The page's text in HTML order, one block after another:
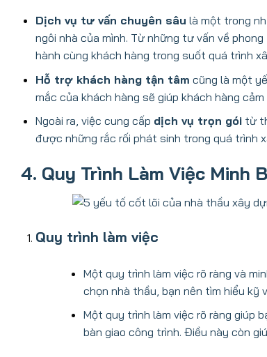
Dịch vụ tư vấn chuyên sâu là một trong
ngôi nhà của mình. Từ những tư vấn về
hành cùng khách hàng trong suốt quá trình
Hỗ trợ khách hàng tận tâm cũng là một
mắc của khách hàng sẽ giúp khách hàng
Ngoài ra, việc cung cấp dịch vụ trọn góitừ
được những rắc rối phát sinh trong quá trình
4. Quy Trình Làm Việc Minh
Quy trình làm việc
Một quy trình làm việc rõ ràng và
chọn nhà thầu, bạn nên tìm hiểu kỹ
Một quy trình làm việc rõ ràng giúp
bàn giao công trình. Điều này còn